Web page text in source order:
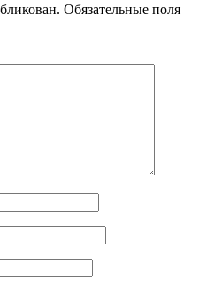
Обязательные поля